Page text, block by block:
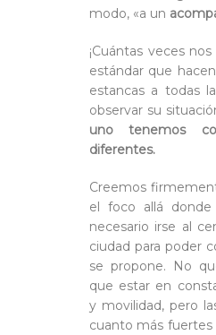
modo, «a un
¡Cuántas veces
estándar que
estancas a todas
observar su
uno tenemos
diferentes.
Creemos
el foco allá
necesario irse al
ciudad para poder
se propone. No
que estar en
y movilidad, pero
cuanto más fuertes